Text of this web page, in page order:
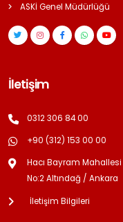
ASKİ Genel Müdürlüğü
İletişim
0312 306 84 00
+90 (312) 153 00 00
Hacı Bayram
No:2 Altındağ / Ankara
İletişim Bilgileri